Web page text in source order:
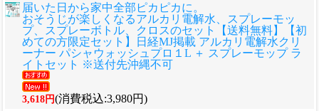
届いた日から家中全部ピカピカに。
おそうじが楽しくなるアルカリ電解水、スプレーモッ
プ、スプレーボトル、クロスのセット
【送料無料】【初
めての方限定セット】日経MJ掲載 アルカリ電解水クリ
ーナー パシャウォッシュプロ１L ＋ スプレーモップ ラ
イトセット ※送付先沖縄不可
3,618円(消費税込:3,980円)